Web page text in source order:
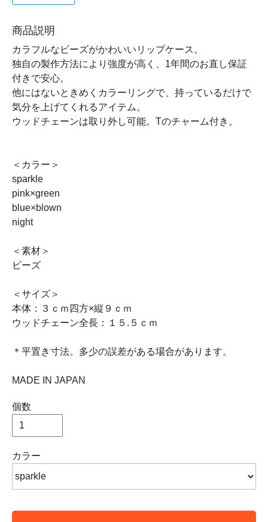
商品説明
カラフルなビーズがかわいいリップケース。
独自の製作方法により強度が高く、1年間のお直し保証
付きで安心。
他にはないときめくカラーリングで、持っているだけで
気分を上げてくれるアイテム。
ウッドチェーンは取り外し可能。Tのチャーム付き。
＜カラー＞
sparkle
pink×green
blue×blown
night
＜素材＞
ビーズ
＜サイズ＞
本体：３ｃｍ四方×縦９ｃｍ
ウッドチェーン全長：１５.５ｃｍ
＊平置き寸法。多少の誤差がある場合があります。
MADE IN JAPAN
個数
カラー